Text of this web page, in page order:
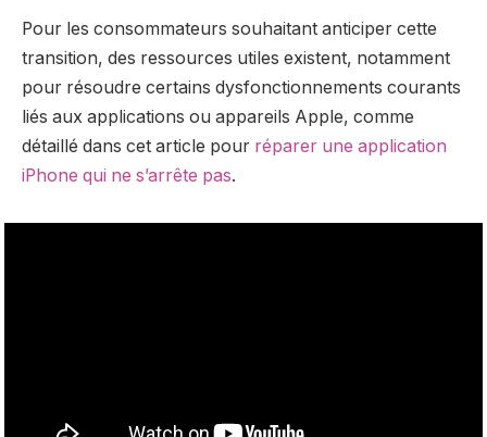
Pour les consommateurs souhaitant anticiper cette
transition, des ressources utiles existent, notamment
pour résoudre certains dysfonctionnements courants
liés aux applications ou appareils Apple, comme
détaillé dans cet article pour réparer une application
iPhone qui ne s’arrête pas.